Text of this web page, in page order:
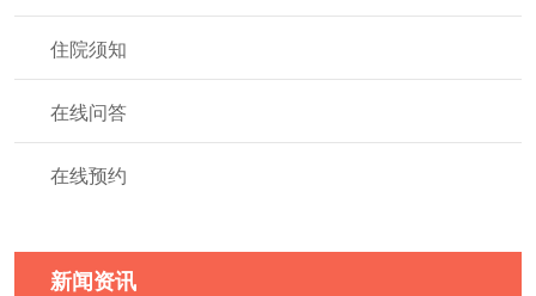
住院须知
在线问答
在线预约
新闻资讯